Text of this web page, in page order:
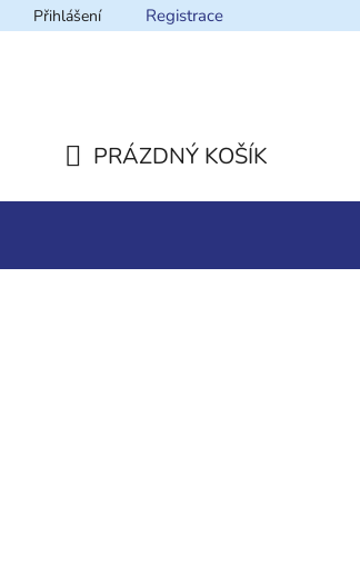
Přihlášení Registrace
PRÁZDNÝ KOŠÍK